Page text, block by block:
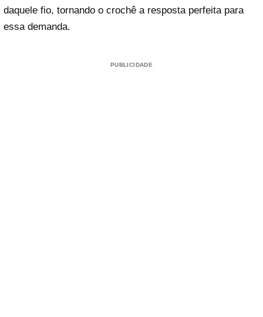
daquele fio, tornando o crochê a resposta perfeita para
essa demanda.
PUBLICIDADE